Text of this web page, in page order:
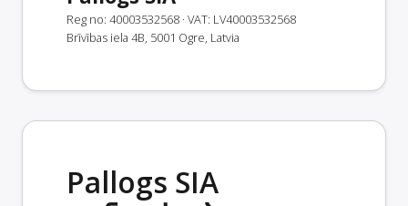
Reg no: 40003532568 · VAT: LV40003532568
Brīvības iela 4B, 5001 Ogre, Latvia
Pallogs SIA